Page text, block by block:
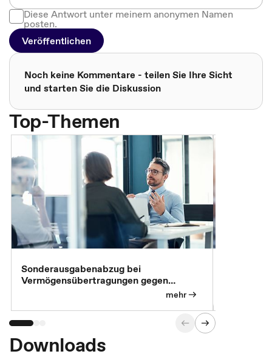
Diese Antwort unter meinem anonymen Namen
posten.
Veröffentlichen
Noch keine Kommentare - teilen Sie Ihre Sicht
und starten Sie die Diskussion
Top-Themen
Sonderausgabenabzug bei
Vermögensübertragungen gegen
mehr
Downloads